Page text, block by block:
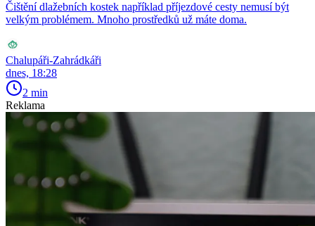
Čištění dlažebních kostek například příjezdové cesty nemusí být
velkým problémem. Mnoho prostředků už máte doma.
Chalupáři-Zahrádkáři
dnes, 18:28
2 min
Reklama